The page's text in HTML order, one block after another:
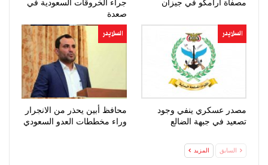
مصفاة أرامكو في جيزان
جراء الخروقات السعودية في
صعدة
السلايدر
مصدر عسكري ينفي وجود
تصعيد في جبهة الضالع
السلايدر
محافظ أبين يحذر من الانجرار
وراء مخططات العدو السعودي
السابق المزيد